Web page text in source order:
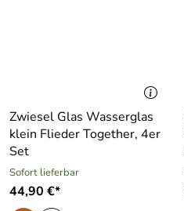
Zwiesel Glas Wasserglas
klein Flieder Together, 4er
Set
Sofort lieferbar
44,90 €*